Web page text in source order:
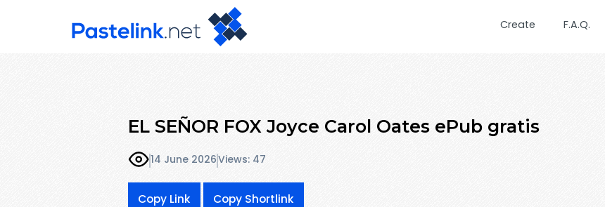
Create F.A.Q.
EL SEÑOR FOX Joyce Carol Oates ePub gratis
14 June 2026Views: 47
Copy Link Copy Shortlink